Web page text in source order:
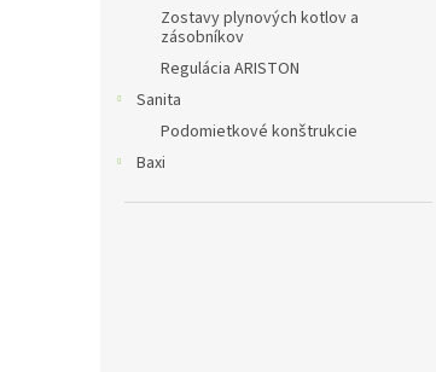
Zostavy plynových kotlov a
zásobníkov
Regulácia ARISTON
Sanita
Podomietkové konštrukcie
Baxi